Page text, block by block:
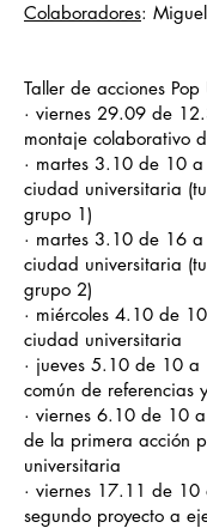
Colaboradores:
Taller de acciones Pop
· viernes 29.09 de
montaje colaborativo
· martes 3.10 de 10
ciudad universitaria
grupo 1)
· martes 3.10 de 16
ciudad universitaria
grupo 2)
· miércoles 4.10 de
ciudad universitaria
· jueves 5.10 de 10 a
común de referencias
· viernes 6.10 de 10
de la primera acción
universitaria
· viernes 17.11 de
segundo proyecto a